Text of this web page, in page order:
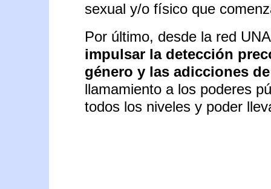
sexual y/o físico que
Por último, desde la red
impulsar la detección
género y las adicciones
llamamiento a los poderes
todos los niveles y poder